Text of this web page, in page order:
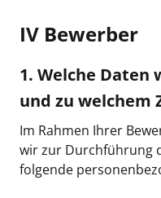
IV Bewerber
1. Welche
und zu welchem
Im Rahmen Ihrer
wir zur Durchführung
folgende